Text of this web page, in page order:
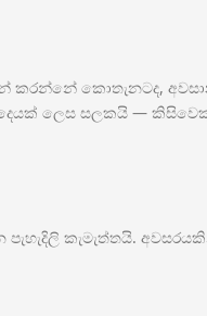
කරන්නේ කොතැනටද,
දෙයක් ලෙස සලකයි —
කැමැත්තයි.